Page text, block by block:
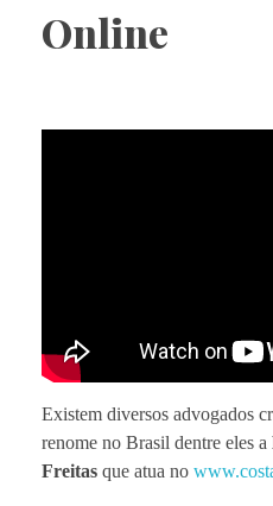
Online
Existem diversos advogados
renome no Brasil dentre eles a
Freitas que atua no